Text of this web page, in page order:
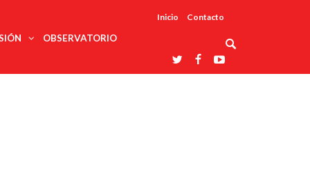
Inicio Contacto
OBSERVATORIO